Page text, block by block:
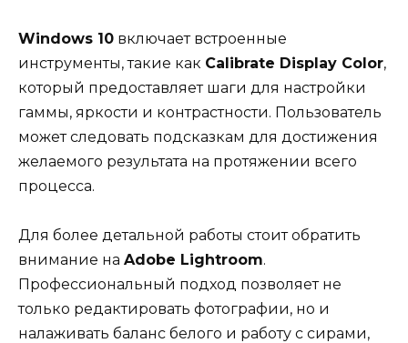
Windows 10 включает встроенные
инструменты, такие как Calibrate Display Color,
который предоставляет шаги для настройки
гаммы, яркости и контрастности. Пользователь
может следовать подсказкам для достижения
желаемого результата на протяжении всего
процесса.
Для более детальной работы стоит обратить
внимание на Adobe Lightroom.
Профессиональный подход позволяет не
только редактировать фотографии, но и
налаживать баланс белого и работу с сирами,